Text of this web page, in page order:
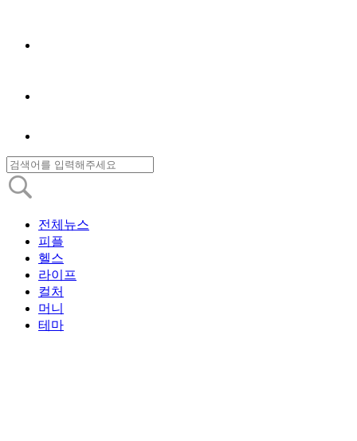
전체뉴스
피플
헬스
라이프
컬처
머니
테마